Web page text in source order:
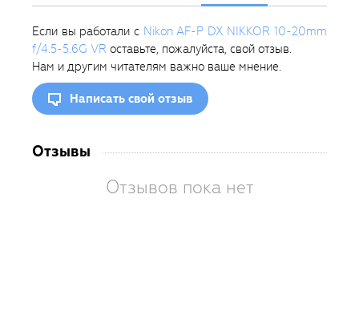
Если вы работали с Nikon AF-P DX NIKKOR 10-20mm
f/4.5-5.6G VR оставьте, пожалуйста, свой отзыв.
Нам и другим читателям важно ваше мнение.
Написать свой отзыв
Отзывы
Отзывов пока нет